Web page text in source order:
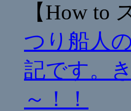
【How to
つり船人
記です。
～！！